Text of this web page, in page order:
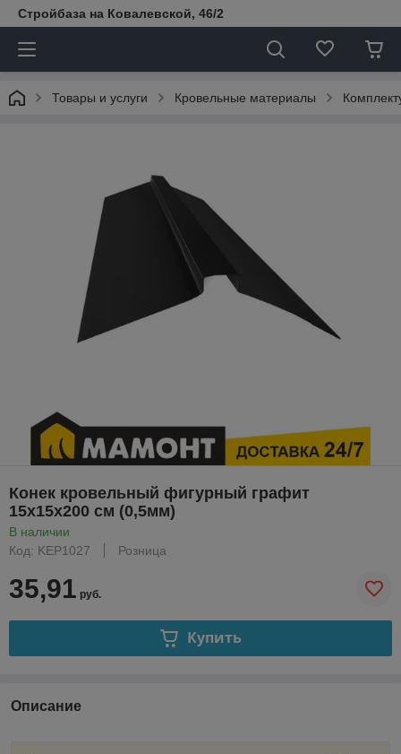
Стройбаза на Ковалевской, 46/2
Товары и услуги Кровельные материалы
Конек кровельный фигурный графит
15х15х200 см (0,5мм)
В наличии
Код: KEP1027
Розница
35,91 руб.
Купить
Описание